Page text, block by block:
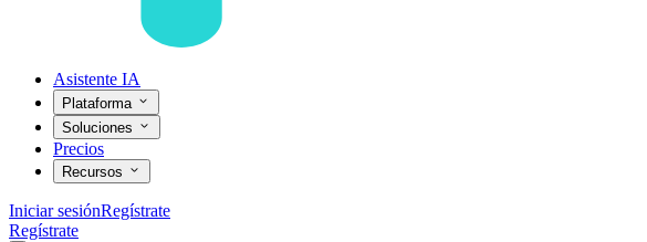
Asistente IA
Plataforma
Soluciones
Precios
Recursos
Iniciar sesiónRegístrate
Regístrate